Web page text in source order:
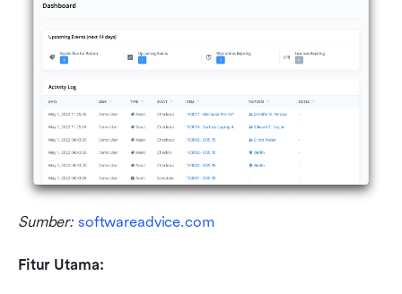
Sumber: softwareadvice.com
Fitur Utama: